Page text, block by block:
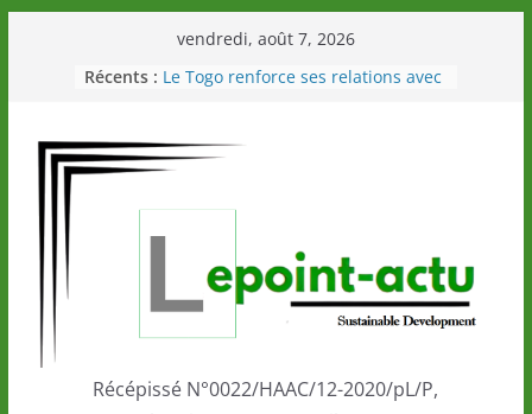
vendredi, août 7, 2026
Récents : Le Togo renforce ses relations avec
Éléphants en Côte d’Ivoire
LOTO DETENTE”, un nouveau tirage
marque de confiance au Togo sur
la scène internationale au-delà des
performances de ses athlètes
Togo: Que retenir de la politique
éducation et de l’ambition de
Récépissé N°0022/HAAC/12-2020/pL/P,